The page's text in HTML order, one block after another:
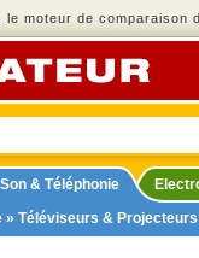
le moteur de comparaison
& Téléphonie
» Téléviseurs & Projecteurs